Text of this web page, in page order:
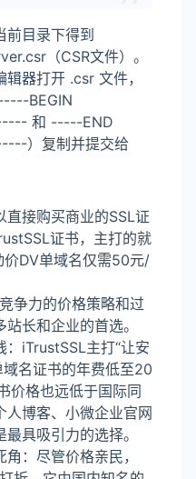
前目录下得到
（CSR文件）。
器打开 .csr 文件，
BEGIN
和 -----END
）复制并提交给
直接购买商业的SSL证
证书，主打的就
价DV单域名仅需50元/
争力的价格策略和过
长和企业的首选。
iTrustSSL主打“让安
名证书的年费低至20
价格也远低于国际同
人博客、小微企业官网
具吸引力的选择。
：尽管价格亲民，